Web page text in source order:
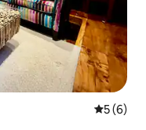
Средна
5 (6)